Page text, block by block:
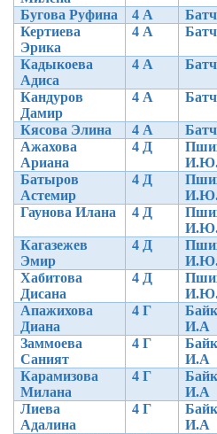
Бугова Руфина 4 А
Кертиева
Эрика
4 А
Кадыкоева
Адиса
4 А
Кандуров
Дамир
4 А
Кясова Элина 4 А
Ажахова
Ариана
4 Д
Батыров
Астемир
4 Д
Гаунова Илана
4 Д
Кагазежев
Эмир
4 Д
Хабитова
Дисана
4 Д
Апажихова
Диана
4 Г
И.А
Заммоева
Саният
4 Г
И.А
Карамизова
Милана
4 Г
И.А
Лиева
Адалина
4 Г
И.А